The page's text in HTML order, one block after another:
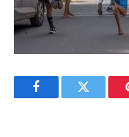
FacebookTwitter